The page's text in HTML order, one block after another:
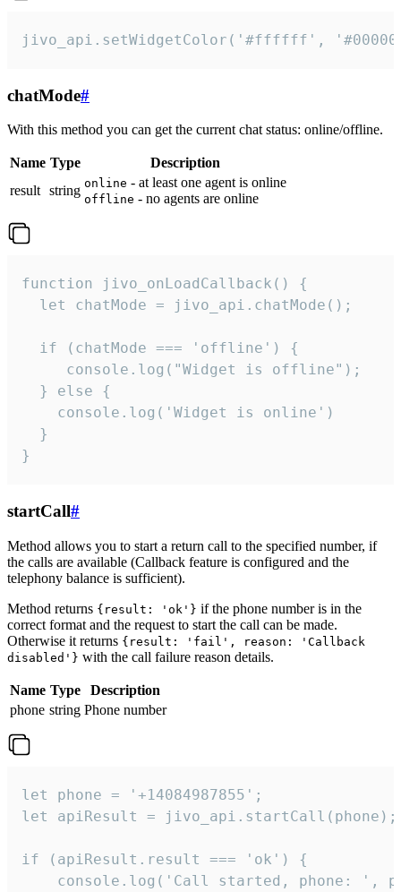
jivo_api.setWidgetColor('#ffffff',
chatMode#
With this method you can get the current chat status: online/offline.
Name Type
Description
result string online - at least one agent is online
offline - no agents are online
function jivo_onLoadCallback() {
  let chatMode = jivo_api.chatMode();
  if (chatMode === 'offline') {
     console.log("Widget is offline");
  } else {
    console.log('Widget is online')
  }
}
startCall#
Method allows you to start a return call to the specified number, if
the calls are available (Callback feature is configured and the
telephony balance is sufficient).
Method returns {result: 'ok'} if the phone number is in the
correct format and the request to start the call can be made.
Otherwise it returns {result: 'fail', reason: 'Callback
disabled'} with the call failure reason details.
Name Type
Description
phone string Phone number
let phone = '+14084987855';
let apiResult = jivo_api.startCall(phone);
if (apiResult.result === 'ok') {
console.log('Call started, phone: ',